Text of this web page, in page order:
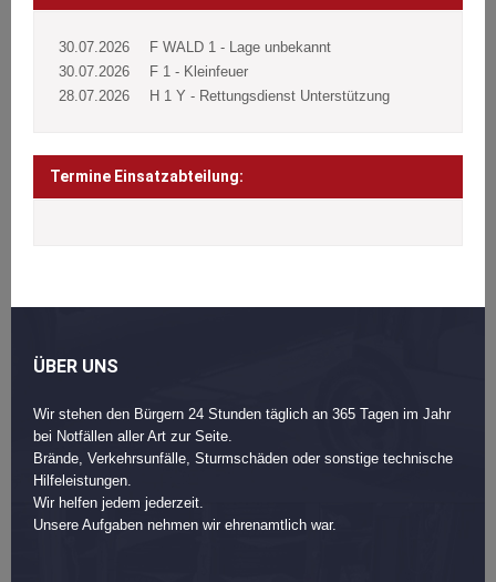
30.07.2026
F WALD 1 - Lage unbekannt
30.07.2026
F 1 - Kleinfeuer
28.07.2026
H 1 Y - Rettungsdienst Unterstützung
Termine Einsatzabteilung:
ÜBER UNS
Wir stehen den Bürgern 24 Stunden täglich an 365 Tagen im Jahr
bei Notfällen aller Art zur Seite.
Brände, Verkehrsunfälle, Sturmschäden oder sonstige technische
Hilfeleistungen.
Wir helfen jedem jederzeit.
Unsere Aufgaben nehmen wir ehrenamtlich war.